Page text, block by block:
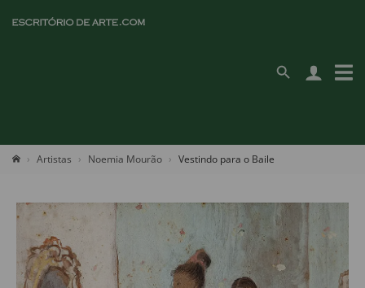
Artistas Noemia Mourão Vestindo para o Baile